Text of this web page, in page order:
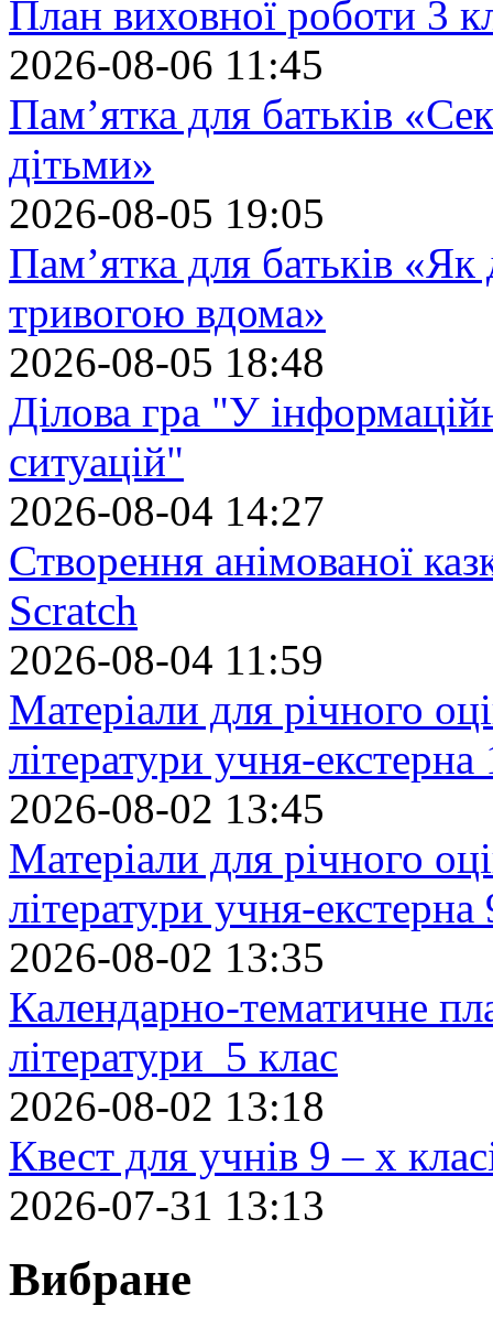
План виховної роботи 3
2026-08-06 11:45
Пам’ятка для батьків
дітьми»
2026-08-05 19:05
Пам’ятка для батьків
тривогою вдома»
2026-08-05 18:48
Ділова гра "У
ситуацій"
2026-08-04 14:27
Створення анімованої
Scratch
2026-08-04 11:59
Матеріали для річного
літератури учня-екстерна
2026-08-02 13:45
Матеріали для річного
літератури учня-екстерна
2026-08-02 13:35
Календарно-тематичне
літератури 5 клас
2026-08-02 13:18
Квест для учнів 9 – х
2026-07-31 13:13
Вибране